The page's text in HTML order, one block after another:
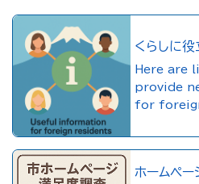
くらしに
Here are
provide
for
ホームペ